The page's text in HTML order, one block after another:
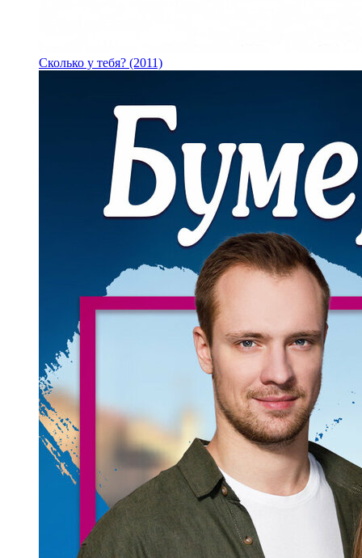
Сколько у тебя? (2011)